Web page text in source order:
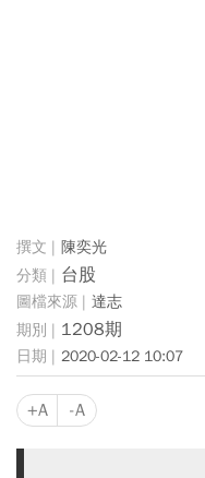
陳奕光
台股
達志
1208期
2020-02-12 10:07
+A -A